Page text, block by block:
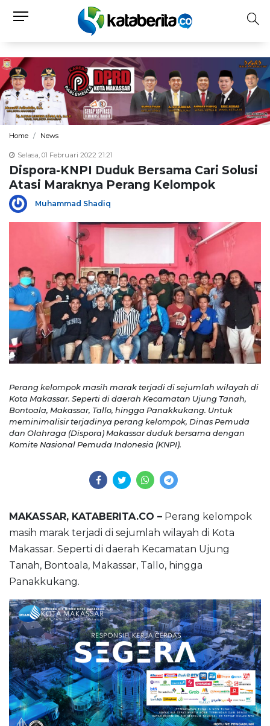
Home News
Selasa, 01 Februari 2022 21:21
Dispora-KNPI Duduk Bersama Cari Solusi
Atasi Maraknya Perang Kelompok
Muhammad Shadiq
Perang kelompok masih marak terjadi di sejumlah wilayah di
Kota Makassar. Seperti di daerah Kecamatan Ujung Tanah,
Bontoala, Makassar, Tallo, hingga Panakkukang. Untuk
meminimalisir terjadinya perang kelompok, Dinas Pemuda
dan Olahraga (Dispora) Makassar duduk bersama dengan
Komite Nasional Pemuda Indonesia (KNPI).
MAKASSAR, KATABERITA.CO – Perang kelompok
masih marak terjadi di sejumlah wilayah di Kota
Makassar. Seperti di daerah Kecamatan Ujung
Tanah, Bontoala, Makassar, Tallo, hingga
Panakkukang.